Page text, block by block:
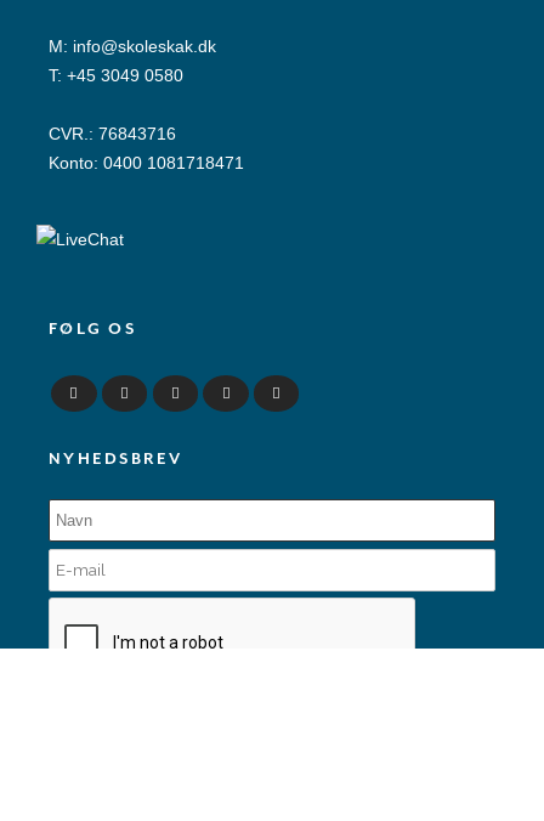
M: info@skoleskak.dk
T: +45 3049 0580
CVR.: 76843716
Konto: 0400 1081718471
FØLG OS
NYHEDSBREV